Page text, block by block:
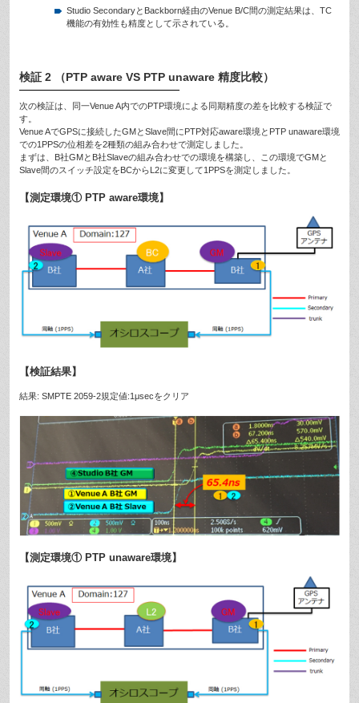
Studio SecondaryとBackborn経由のVenue B/C間の測定結果は、TC
機能の有効性も精度として示されている。
検証 2 （PTP aware VS PTP unaware 精度比較）
次の検証は、同一Venue A内でのPTP環境による同期精度の差を比較する検証で
す。
Venue AでGPSに接続したGMとSlave間にPTP対応aware環境とPTP unaware環境
での1PPSの位相差を2種類の組み合わせで測定しました。
まずは、B社GMとB社Slaveの組み合わせでの環境を構築し、この環境でGMと
Slave間のスイッチ設定をBCからL2に変更して1PPSを測定しました。
【測定環境① PTP aware環境】
【検証結果】
結果: SMPTE 2059-2規定値:1μsecをクリア
【測定環境① PTP unaware環境】